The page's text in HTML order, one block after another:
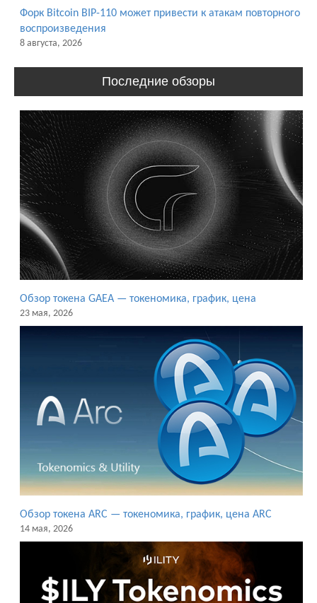
Форк Bitcoin BIP-110 может привести к атакам повторного
воспроизведения
8 августа, 2026
Последние обзоры
Обзор токена GAEA — токеномика, график, цена
23 мая, 2026
Обзор токена ARC — токеномика, график, цена ARC
14 мая, 2026